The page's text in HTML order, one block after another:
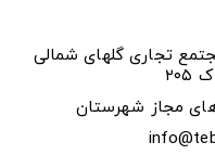
تجاری گلهای شمالی
مجاز شهرستان